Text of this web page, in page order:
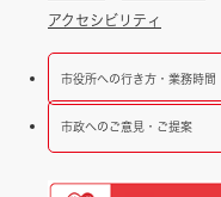
アクセシビリティ
市役所への行き方・業務時間
市政へのご意見・ご提案